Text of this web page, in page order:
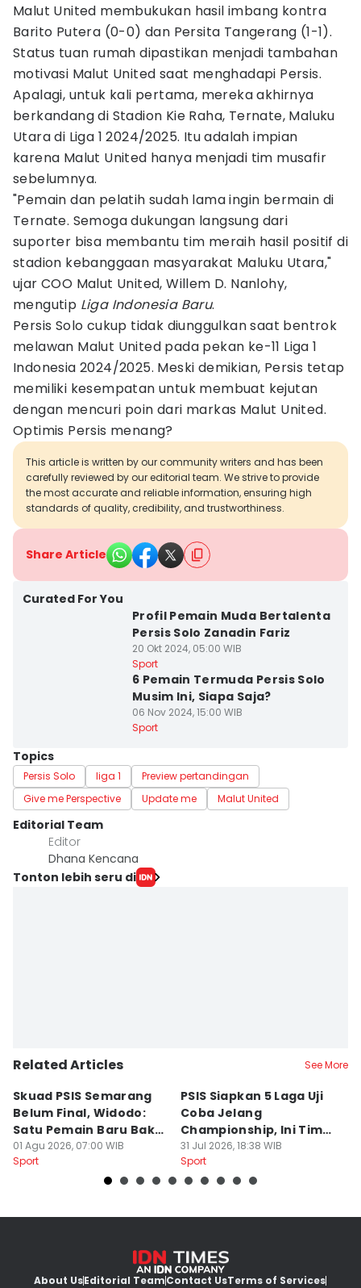
Malut United membukukan hasil imbang kontra
Barito Putera (0-0) dan Persita Tangerang (1-1).
Status tuan rumah dipastikan menjadi tambahan
motivasi Malut United saat menghadapi Persis.
Apalagi, untuk kali pertama, mereka akhirnya
berkandang di Stadion Kie Raha, Ternate, Maluku
Utara di Liga 1 2024/2025. Itu adalah impian
karena Malut United hanya menjadi tim musafir
sebelumnya.
"Pemain dan pelatih sudah lama ingin bermain di
Ternate. Semoga dukungan langsung dari
suporter bisa membantu tim meraih hasil positif di
stadion kebanggaan masyarakat Maluku Utara,"
ujar COO Malut United, Willem D. Nanlohy,
mengutip Liga Indonesia Baru.
Persis Solo cukup tidak diunggulkan saat bentrok
melawan Malut United pada pekan ke-11 Liga 1
Indonesia 2024/2025. Meski demikian, Persis tetap
memiliki kesempatan untuk membuat kejutan
dengan mencuri poin dari markas Malut United.
Optimis Persis menang?
This article is written by our community writers and has been
carefully reviewed by our editorial team. We strive to provide
the most accurate and reliable information, ensuring high
standards of quality, credibility, and trustworthiness.
Share Article
Curated For You
Profil Pemain Muda Bertalenta
Persis Solo Zanadin Fariz
20 Okt 2024, 05:00 WIB
Sport
6 Pemain Termuda Persis Solo
Musim Ini, Siapa Saja?
06 Nov 2024, 15:00 WIB
Sport
Topics
Persis Solo liga 1
Preview pertandingan
Give me Perspective
Update me Malut United
Editorial Team
Editor
Dhana Kencana
Tonton lebih seru di
Related Articles See More
Skuad PSIS Semarang
Belum Final, Widodo:
Satu Pemain Baru Bakal
Gabung
01 Agu 2026, 07:00 WIB
Sport
PSIS Siapkan 5 Laga Uji
Coba Jelang
Championship, Ini Tim
Calon Lawan
31 Jul 2026, 18:38 WIB
Sport
About UsEditorial TeamContact UsTerms of Services